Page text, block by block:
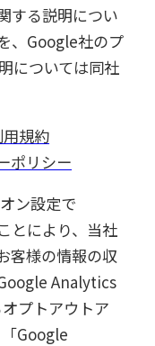
する説明につい
、Google社のプ
については同社
規約
ポリシー
とにより、当社
客様の情報の収
Analytics
プトアウトア
Google